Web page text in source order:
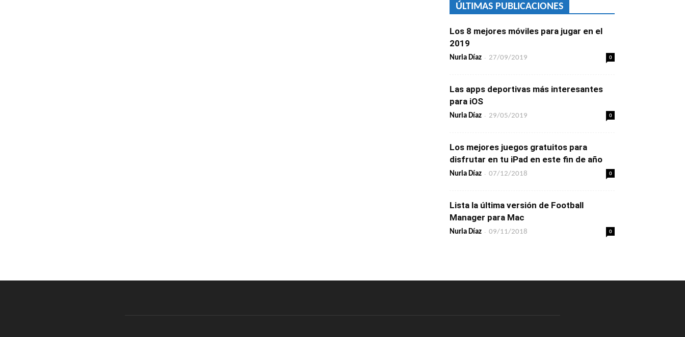
ÚLTIMAS PUBLICACIONES
Los 8 mejores móviles para jugar en el
2019
Nuria Díaz - 27/09/2019 0
Las apps deportivas más interesantes
para iOS
Nuria Díaz - 29/05/2019 0
Los mejores juegos gratuitos para
disfrutar en tu iPad en este fin de año
Nuria Díaz - 07/12/2018 0
Lista la última versión de Football
Manager para Mac
Nuria Díaz - 09/11/2018 0